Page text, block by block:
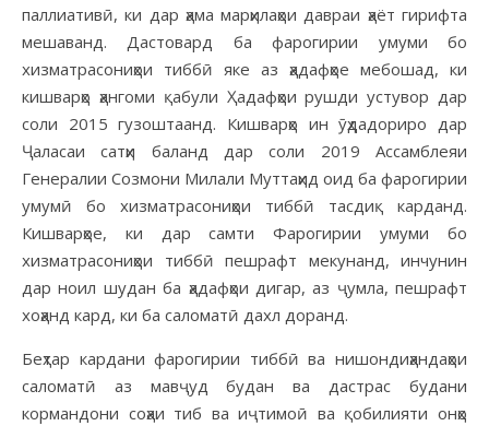
паллиативӣ, ки дар ҳама марҳилаҳои давраи ҳаёт гирифта
мешаванд. Дастовард ба фарогирии умуми бо
хизматрасониҳои тиббӣ яке аз ҳадафҳое мебошад, ки
кишварҳо ҳангоми қабули Ҳадафҳои рушди устувор дар
соли 2015 гузоштаанд. Кишварҳо ин ӯҳдадориро дар
Ҷаласаи сатҳи баланд дар соли 2019 Ассамблеяи
Генералии Созмони Милали Муттаҳид оид ба фарогирии
умумӣ бо хизматрасониҳои тиббӣ тасдиқ карданд.
Кишварҳое, ки дар самти Фарогирии умуми бо
хизматрасониҳои тиббӣ пешрафт мекунанд, инчунин
дар ноил шудан ба ҳадафҳои дигар, аз ҷумла, пешрафт
хоҳанд кард, ки ба саломатӣ дахл доранд.
Беҳтар кардани фарогирии тиббӣ ва нишондиҳандаҳои
саломатӣ аз мавҷуд будан ва дастрас будани
кормандони соҳаи тиб ва иҷтимоӣ ва қобилияти онҳо